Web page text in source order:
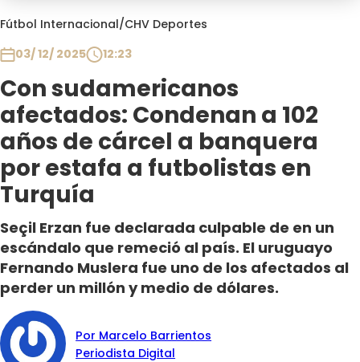
Fútbol Internacional/CHV Deportes
03/ 12/ 2025
12:23
Con sudamericanos
afectados: Condenan a 102
años de cárcel a banquera
por estafa a futbolistas en
Turquía
Seçil Erzan fue declarada culpable de en un
escándalo que remeció al país. El uruguayo
Fernando Muslera fue uno de los afectados al
perder un millón y medio de dólares.
Por Marcelo Barrientos
Periodista Digital
Programas
Club De La Comedia
Contigo en Directo
Plan Perfecto
El Tiempo
Sabingo
Todos Los Programas